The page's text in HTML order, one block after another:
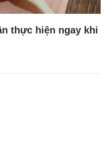
thực hiện ngay khi